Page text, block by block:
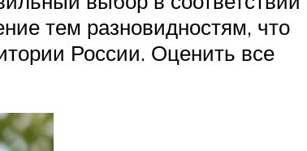
тем разновидностям, что
России. Оценить все